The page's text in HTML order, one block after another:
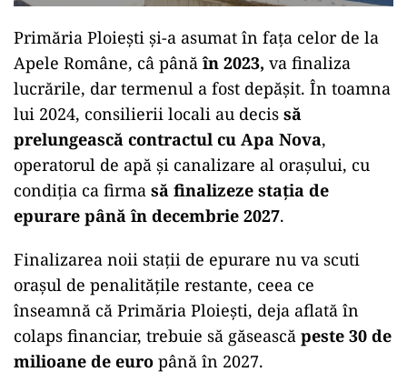
Primăria Ploiești și-a asumat în fața celor de la
Apele Române, câ până în 2023, va finaliza
lucrările, dar termenul a fost depășit. În toamna
lui 2024, consilierii locali au decis să
prelungească contractul cu Apa Nova,
operatorul de apă și canalizare al orașului, cu
condiția ca firma să finalizeze stația de
epurare până în decembrie 2027.
Finalizarea noii stații de epurare nu va scuti
orașul de penalitățile restante, ceea ce
înseamnă că Primăria Ploiești, deja aflată în
colaps financiar, trebuie să găsească peste 30 de
milioane de euro până în 2027.